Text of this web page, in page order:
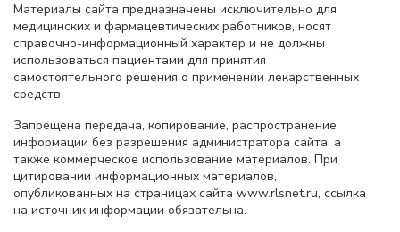
Материалы сайта предназначены исключительно для
медицинских и фармацевтических работников, носят
справочно-информационный характер и не должны
использоваться пациентами для принятия
самостоятельного решения о применении лекарственных
средств.
Запрещена передача, копирование, распространение
информации без разрешения администратора сайта, а
также коммерческое использование материалов. При
цитировании информационных материалов,
опубликованных на страницах сайта www.rlsnet.ru, ссылка
на источник информации обязательна.